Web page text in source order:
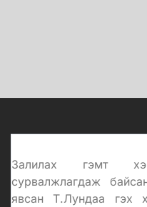
Залилах гэмт
сурвалжлагдаж
явсан Т.Лундаа гэх